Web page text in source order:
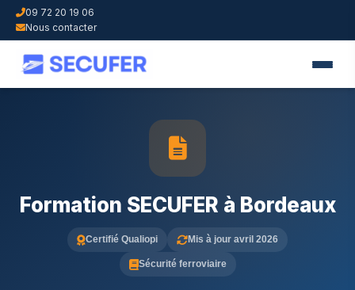
09 72 20 19 06
Nous contacter
Formation SECUFER à Bordeaux
Certifié Qualiopi Mis à jour avril 2026
Sécurité ferroviaire